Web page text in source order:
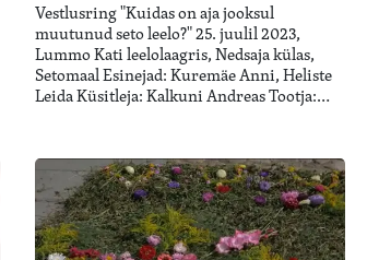
Vestlusring "Kuidas on aja jooksul
muutunud seto leelo?" 25. juulil 2023,
Lummo Kati leelolaagris, Nedsaja külas,
Setomaal Esinejad: Kuremäe Anni, Heliste
Leida Küsitleja: Kalkuni Andreas Tootja:…